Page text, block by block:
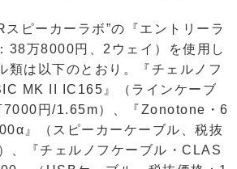
スピーカーラボ”の『エントリーラ
38万8000円、2ウェイ）を使用し
類は以下のとおり。『チェルノフ
MK II IC165』（ラインケーブ
7000円/1.65m）、『Zonotone・6
』（スピーカーケーブル、税抜
、『チェルノフケーブル・CLAS